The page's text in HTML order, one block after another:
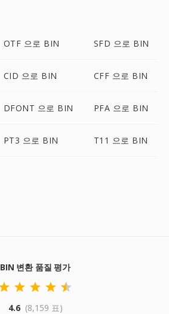
OTF 으로 BIN SFD 으로 BIN
CID 으로 BIN CFF 으로 BIN
DFONT 으로 BIN PFA 으로 BIN
PT3 으로 BIN T11 으로 BIN
BIN 변환 품질 평가
4.6 (8,159 표)